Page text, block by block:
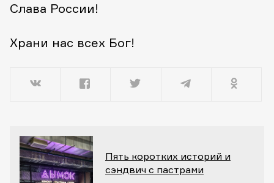
Слава России!
Храни нас всех Бог!
Пять коротких историй и
сэндвич с пастрами